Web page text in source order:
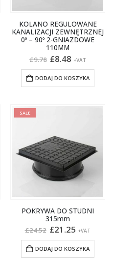
KOLANO REGULOWANE
KANALIZACJI ZEWNĘTRZNEJ
0º – 90º 2-GNIAZDOWE
110MM
£9.78 Pierwotna
wynosiła:
£9.78.
£8.48 Aktualna
wynosi:
£8.48.
+VAT
DODAJ DO KOSZYKA
SALE
POKRYWA DO STUDNI
315mm
£24.52 Pierwotna
wynosiła:
£24.52.
£21.25 Aktualna
wynosi:
£21.25.
+VAT
DODAJ DO KOSZYKA